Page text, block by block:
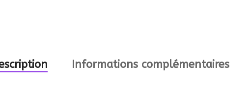
Informations complémentaires